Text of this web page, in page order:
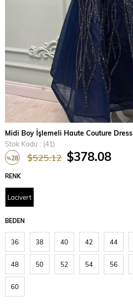
Midi Boy İşlemeli Haute Couture Dress
Stok Kodu
(41)
%28
İndirim
$525.12 $378.08
RENK
Lacivert
BEDEN
36 38 40 42 44
48 50 52 54 56
60